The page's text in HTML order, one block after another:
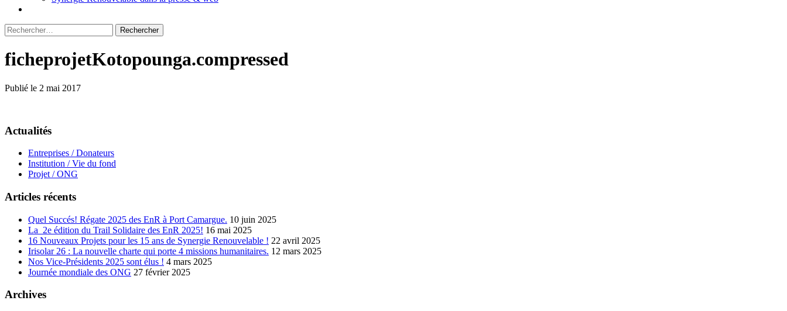
Rechercher :
ficheprojetKotopounga.compressed
Publié le 2 mai 2017
Actualités
Entreprises / Donateurs
Institution / Vie du fond
Projet / ONG
Articles récents
Quel Succés! Régate 2025 des EnR à Port Camargue. 10 juin 2025
La 2e édition du Trail Solidaire des EnR 2025! 16 mai 2025
16 Nouveaux Projets pour les 15 ans de Synergie Renouvelable ! 22 avril 2025
Irisolar 26 : La nouvelle charte qui porte 4 missions humanitaires. 12 mars 2025
Nos Vice-Présidents 2025 sont élus ! 4 mars 2025
Journée mondiale des ONG 27 février 2025
Archives